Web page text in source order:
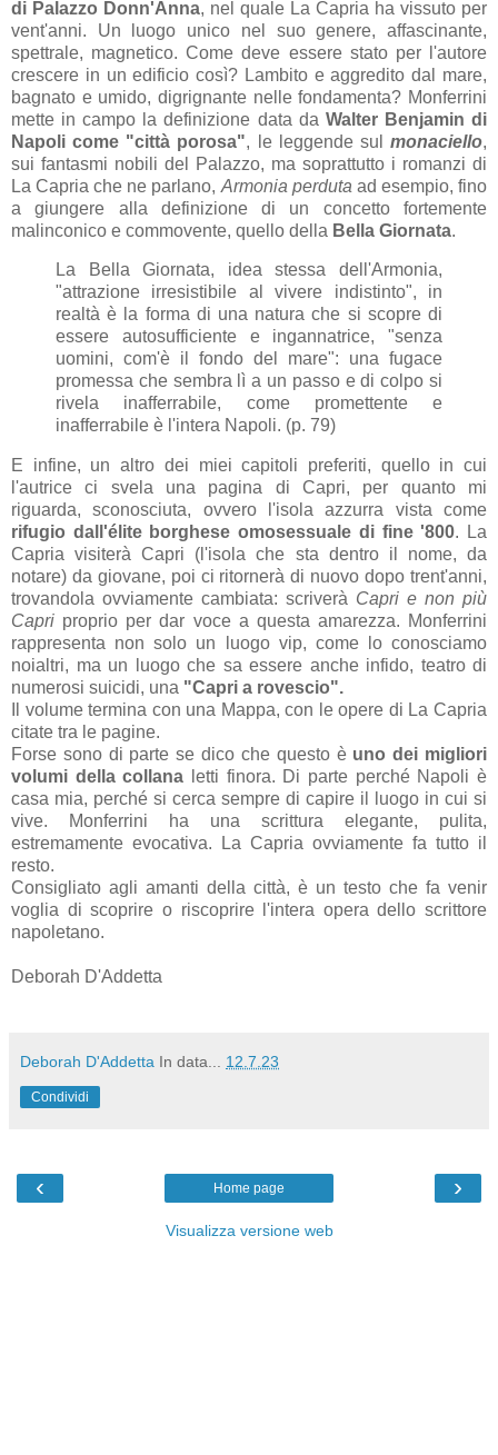
di Palazzo Donn'Anna, nel quale La Capria ha vissuto per
vent'anni. Un luogo unico nel suo genere, affascinante,
spettrale, magnetico. Come deve essere stato per l'autore
crescere in un edificio così? Lambito e aggredito dal mare,
bagnato e umido, digrignante nelle fondamenta? Monferrini
mette in campo la definizione data da Walter Benjamin di
Napoli come "città porosa", le leggende sulmonaciello,
sui fantasmi nobili del Palazzo, ma soprattutto i romanzi di
La Capria che ne parlano, Armonia perduta ad esempio, fino
a giungere alla definizione di un concetto fortemente
malinconico e commovente, quello della Bella Giornata.
La Bella Giornata, idea stessa dell'Armonia,
"attrazione irresistibile al vivere indistinto", in
realtà è la forma di una natura che si scopre di
essere autosufficiente e ingannatrice, "senza
uomini, com'è il fondo del mare": una fugace
promessa che sembra lì a un passo e di colpo si
rivela inafferrabile, come promettente e
inafferrabile è l'intera Napoli. (p. 79)
E infine, un altro dei miei capitoli preferiti, quello in cui
l'autrice ci svela una pagina di Capri, per quanto mi
riguarda, sconosciuta, ovvero l'isola azzurra vista come
rifugio dall'élite borghese omosessuale di fine '800. La
Capria visiterà Capri (l'isola che sta dentro il nome, da
notare) da giovane, poi ci ritornerà di nuovo dopo trent'anni,
trovandola ovviamente cambiata: scriverà Capri e non più
Capri proprio per dar voce a questa amarezza. Monferrini
rappresenta non solo un luogo vip, come lo conosciamo
noialtri, ma un luogo che sa essere anche infido, teatro di
numerosi suicidi, una "Capri a rovescio".
Il volume termina con una Mappa, con le opere di La Capria
citate tra le pagine.
Forse sono di parte se dico che questo è uno dei migliori
volumi della collana letti finora. Di parte perché Napoli è
casa mia, perché si cerca sempre di capire il luogo in cui si
vive. Monferrini ha una scrittura elegante, pulita,
estremamente evocativa. La Capria ovviamente fa tutto il
resto.
Consigliato agli amanti della città, è un testo che fa venir
voglia di scoprire o riscoprire l'intera opera dello scrittore
napoletano.
Deborah D'Addetta
Deborah D'Addetta In data... 12.7.23
Condividi
‹ ›
Home page
Visualizza versione web